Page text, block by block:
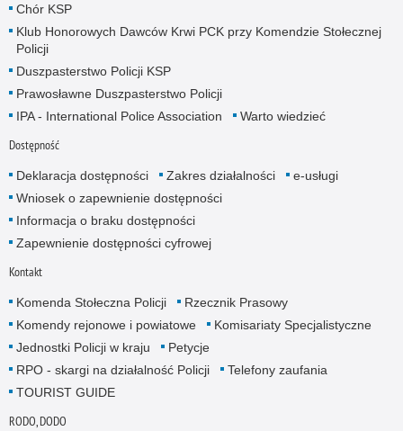
Chór KSP
Klub Honorowych Dawców Krwi PCK przy Komendzie Stołecznej
Policji
Duszpasterstwo Policji KSP
Prawosławne Duszpasterstwo Policji
IPA - International Police Association
Warto wiedzieć
Dostępność
Deklaracja dostępności Zakres działalności
e-usługi
Wniosek o zapewnienie dostępności
Informacja o braku dostępności
Zapewnienie dostępności cyfrowej
Kontakt
Komenda Stołeczna Policji
Rzecznik Prasowy
Komendy rejonowe i powiatowe
Komisariaty Specjalistyczne
Jednostki Policji w kraju
Petycje
RPO - skargi na działalność Policji
Telefony zaufania
TOURIST GUIDE
RODO, DODO